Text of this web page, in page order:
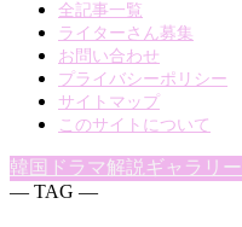
全記事一覧
ライターさん募集
お問い合わせ
プライバシーポリシー
サイトマップ
このサイトについて
韓国ドラマ解説ギャラリー
― TAG ―